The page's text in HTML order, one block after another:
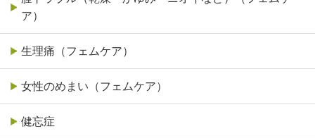
ア）
生理痛（フェムケア）
女性のめまい（フェムケア）
健忘症